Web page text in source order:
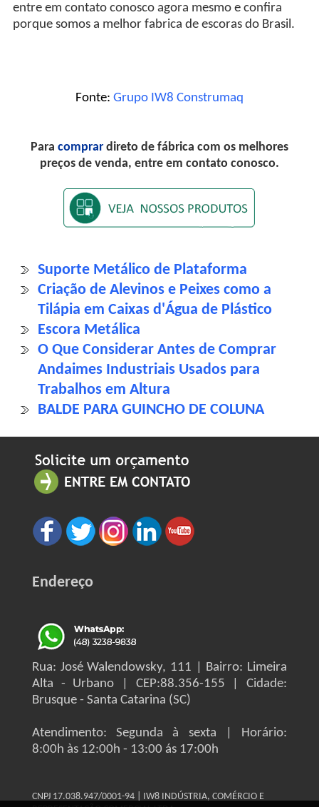
entre em contato conosco agora mesmo e confira
porque somos a melhor fabrica de escoras do Brasil.
Fonte: Grupo IW8 Construmaq
Para comprar direto de fábrica com os melhores
preços de venda, entre em contato conosco.
Suporte Metálico de Plataforma
Criação de Alevinos e Peixes como a
Tilápia em Caixas d'Água de Plástico
Escora Metálica
O Que Considerar Antes de Comprar
Andaimes Industriais Usados para
Trabalhos em Altura
BALDE PARA GUINCHO DE COLUNA
Endereço
Rua: José Walendowsky, 111 | Bairro: Limeira
Alta - Urbano | CEP:88.356-155 | Cidade:
Brusque - Santa Catarina (SC)
Atendimento: Segunda à sexta | Horário:
8:00h às 12:00h - 13:00 ás 17:00h
CNPJ 17.038.947/0001-94 | IW8 INDÚSTRIA, COMÉRCIO E